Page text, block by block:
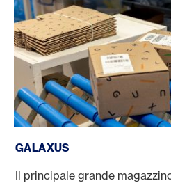
GALAXUS
Il principale grande